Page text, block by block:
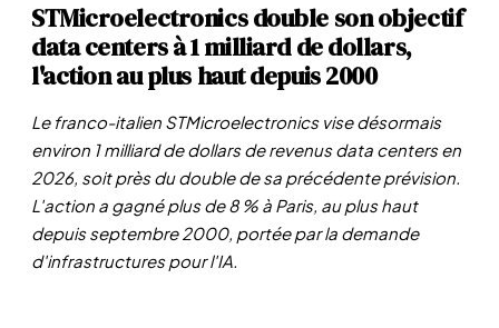
STMicroelectronics double son objectif
data centers à 1 milliard de dollars,
l'action au plus haut depuis 2000
Le franco-italien STMicroelectronics vise désormais
environ 1 milliard de dollars de revenus data centers en
2026, soit près du double de sa précédente prévision.
L'action a gagné plus de 8 % à Paris, au plus haut
depuis septembre 2000, portée par la demande
d'infrastructures pour l'IA.